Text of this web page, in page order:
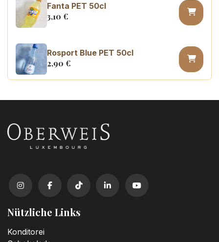
Fanta PET 50cl
3,10 €
Rosport Blue PET 50cl
2,90 €
Nützliche Links
Konditorei